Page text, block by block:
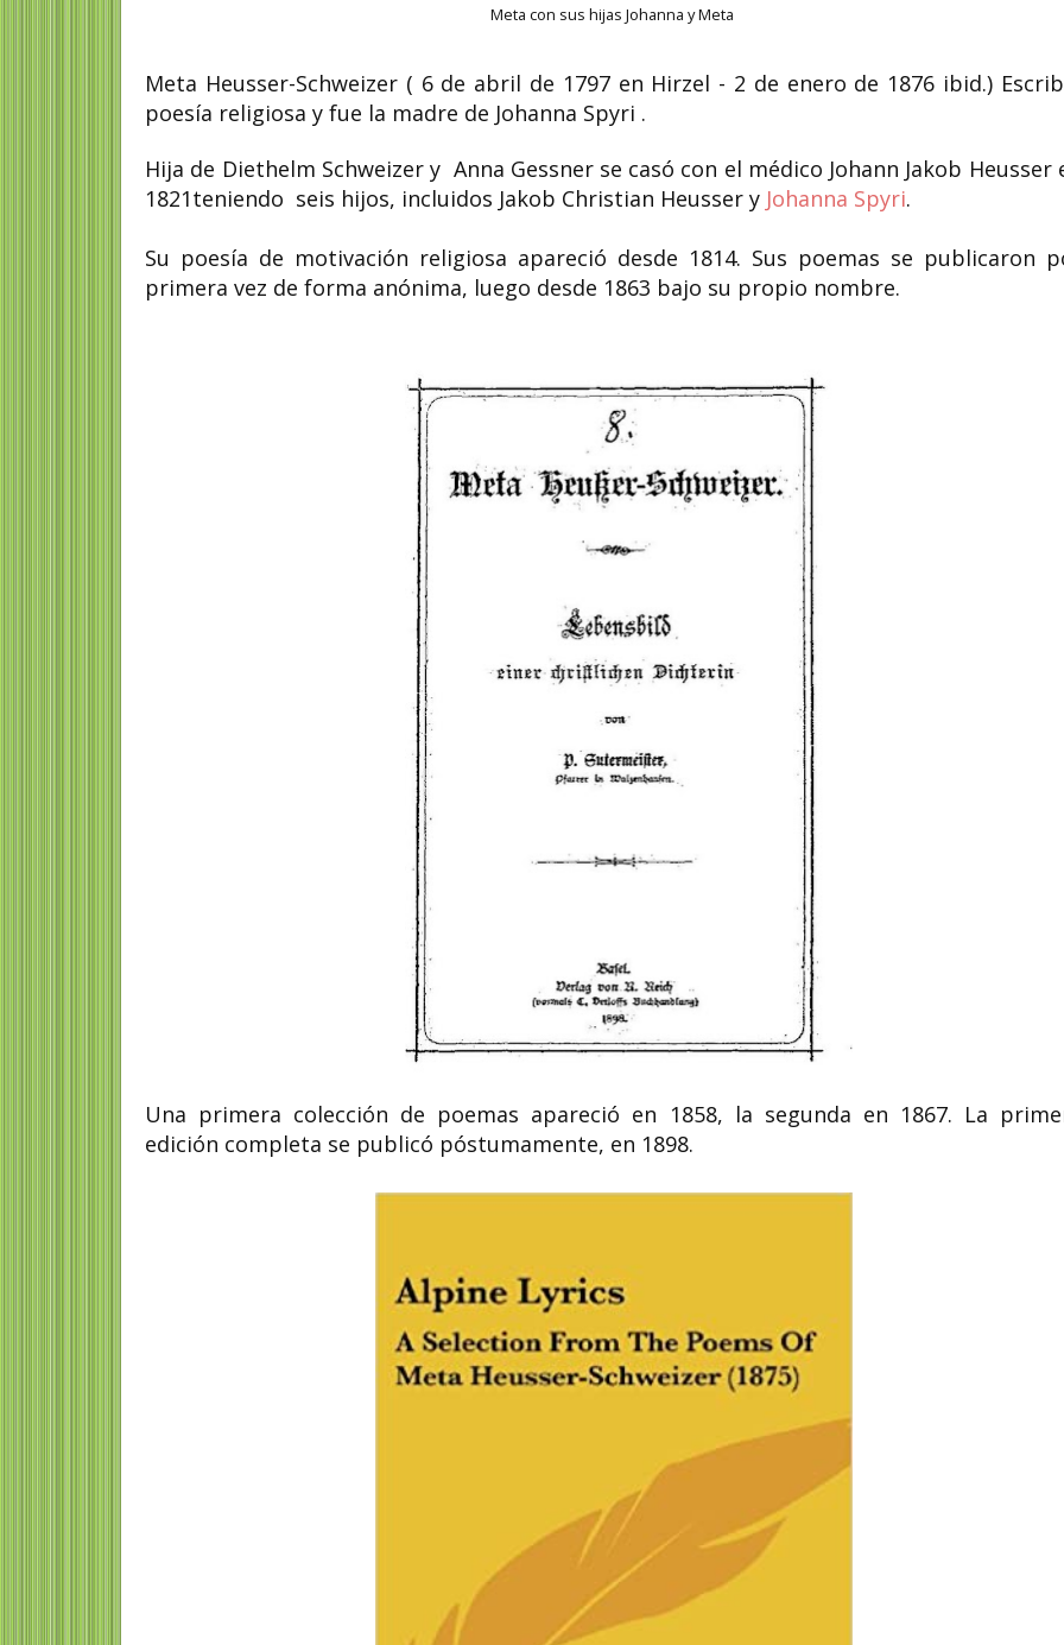
Meta con sus hijas Johanna y Meta
Meta Heusser-Schweizer ( 6 de abril de 1797 en Hirzel - 2 de enero de 1876 ibid.)
poesía religiosa y fue la madre de Johanna Spyri .
Hija de Diethelm Schweizer y Anna Gessner se casó con el médico Johann Jakob Heusser
1821teniendo seis hijos, incluidos Jakob Christian Heusser y Johanna Spyri.
Su poesía de motivación religiosa apareció desde 1814. Sus poemas se publicaron
primera vez de forma anónima, luego desde 1863 bajo su propio nombre.
Una primera colección de poemas apareció en 1858, la segunda en 1867. La
edición completa se publicó póstumamente, en 1898.